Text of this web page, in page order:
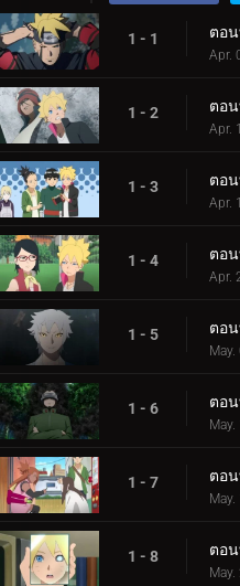
1 - 1 ตอ
Apr.
1 - 2 ตอน
Apr.
1 - 3 ตอ
Apr.
1 - 4 ตอ
Apr.
1 - 5 ตอ
1 - 6 ตอ
1 - 7 ตอ
1 - 8 ตอน